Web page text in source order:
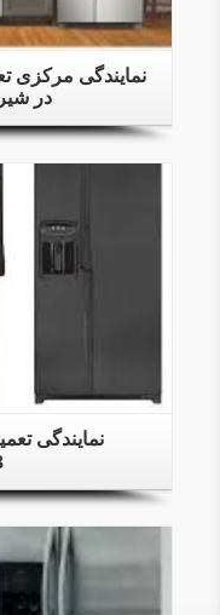
نمایندگی مرکزی
در
نمایندگی